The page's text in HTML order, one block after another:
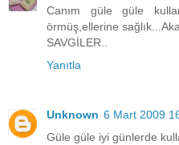
Canım güle güle
örmüş,ellerine
SAVGİLER..
Yanıtla
Unknown 6 Mart 2009
Güle güle iyi günlerde